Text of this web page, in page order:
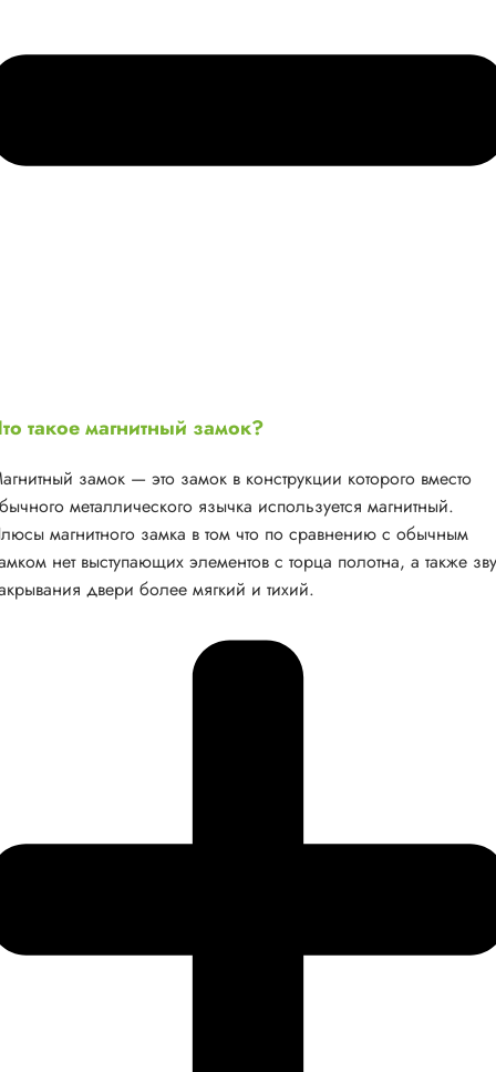
такое магнитный замок?
замок — это замок в конструкции которого вместо
металлического язычка используется магнитный.
магнитного замка в том что по сравнению с обычным
нет выступающих элементов с торца полотна, а также
двери более мягкий и тихий.